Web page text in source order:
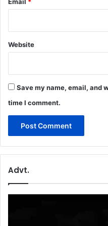
Email *
Website
Save my name, email, and
time I comment.
Advt.